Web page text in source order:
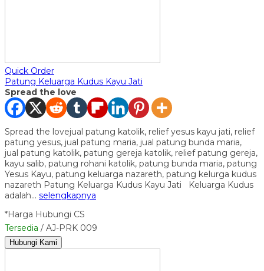
Quick Order
Patung Keluarga Kudus Kayu Jati
Spread the love
Spread the lovejual patung katolik, relief yesus kayu jati, relief
patung yesus, jual patung maria, jual patung bunda maria,
jual patung katolik, patung gereja katolik, relief patung gereja,
kayu salib, patung rohani katolik, patung bunda maria, patung
Yesus Kayu, patung keluarga nazareth, patung kelurga kudus
nazareth Patung Keluarga Kudus Kayu Jati Keluarga Kudus
adalah… selengkapnya
*Harga Hubungi CS
Tersedia / AJ-PRK 009
Hubungi Kami